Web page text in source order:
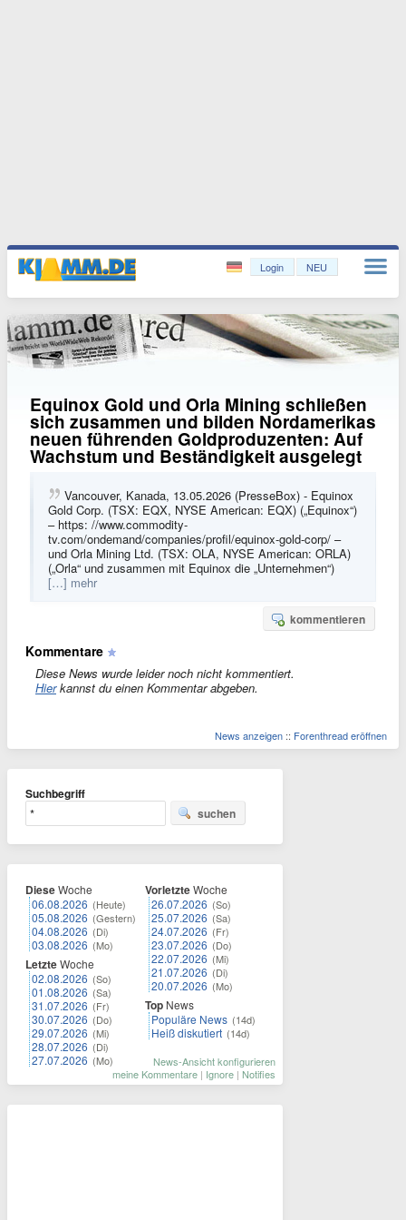
Login NEU
Equinox Gold und Orla Mining schließen
sich zusammen und bilden Nordamerikas
neuen führenden Goldproduzenten: Auf
Wachstum und Beständigkeit ausgelegt
Vancouver, Kanada, 13.05.2026 (PresseBox) - Equinox
Gold Corp. (TSX: EQX, NYSE American: EQX) („Equinox“)
– https: //www.commodity-
tv.com/ondemand/companies/profil/equinox-gold-corp/ –
und Orla Mining Ltd. (TSX: OLA, NYSE American: ORLA)
(„Orla“ und zusammen mit Equinox die „Unternehmen“)
[…] mehr
kommentieren
Kommentare
Diese News wurde leider noch nicht kommentiert.
Hierkannst du einen Kommentar abgeben.
News anzeigen :: Forenthread eröffnen
Suchbegriff
suchen
DieseWoche
06.08.2026 (Heute)
05.08.2026 (Gestern)
04.08.2026 (Di)
03.08.2026 (Mo)
LetzteWoche
02.08.2026 (So)
01.08.2026 (Sa)
31.07.2026 (Fr)
30.07.2026 (Do)
29.07.2026 (Mi)
28.07.2026 (Di)
27.07.2026 (Mo)
VorletzteWoche
26.07.2026 (So)
25.07.2026 (Sa)
24.07.2026 (Fr)
23.07.2026 (Do)
22.07.2026 (Mi)
21.07.2026 (Di)
20.07.2026 (Mo)
Top News
Populäre News (14d)
Heiß diskutiert (14d)
News-Ansicht konfigurieren
meine Kommentare | Ignore | Notifies